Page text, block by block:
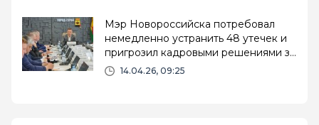
Мэр Новороссийска потребовал
немедленно устранить 48 утечек и
пригрозил кадровыми решениями за
срыв программы «Большая вода»
14.04.26, 09:25